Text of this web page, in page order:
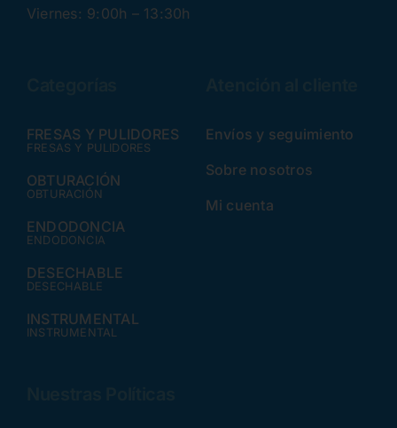
Viernes: 9:00h – 13:30h
FRESAS Y PULIDORES
FRESAS Y PULIDORES
OBTURACIÓN
OBTURACIÓN
ENDODONCIA
ENDODONCIA
DESECHABLE
DESECHABLE
INSTRUMENTAL
INSTRUMENTAL
Envíos y seguimiento
Sobre nosotros
Mi cuenta